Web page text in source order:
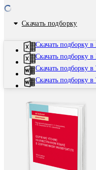
Скачать подборку
Скачать подборку
Скачать подборку
Скачать подборку
Скачать подборку